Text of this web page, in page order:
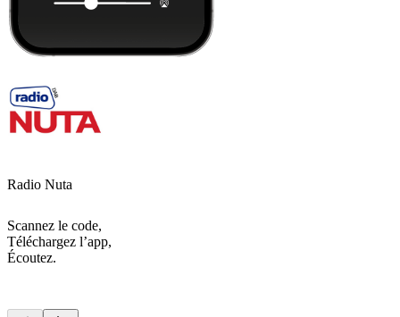
Radio Nuta
Scannez le code,
Téléchargez l’app,
Écoutez.